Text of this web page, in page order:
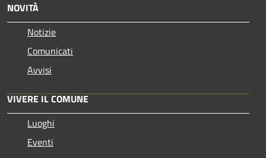
NOVITÀ
Notizie
Comunicati
Avvisi
VIVERE IL COMUNE
Luoghi
Eventi